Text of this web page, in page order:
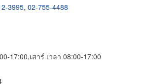
3995, 02-755-4488
17:00,เสาร์ เวลา 08:00-17:00